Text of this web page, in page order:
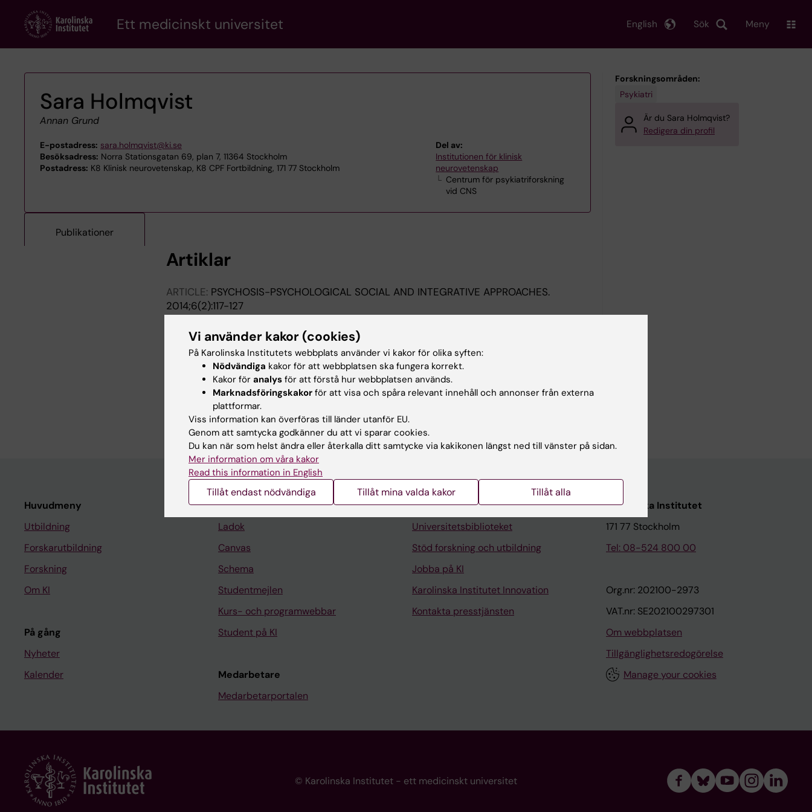
content
Ett medicinskt universitet Sök
English Meny
Sara Holmqvist
Annan Grund
E-postadress: sara.holmqvist@ki.se
Besöksadress: Norra Stationsgatan 69, plan 7, 11364 Stockholm
Postadress: K8 Klinisk neurovetenskap, K8 CPF Fortbildning, 171 77 Stockholm
Del av:
Institutionen för klinisk
neurovetenskap
Centrum för psykiatriforskning
vid CNS
Publikationer
Artiklar
ARTICLE: PSYCHOSIS-PSYCHOLOGICAL SOCIAL AND INTEGRATIVE APPROACHES.
2014;6(2):117-127
Topor A; Andersson G; Denhov A; Holmqvist MS; Mattsson M; Stefansson C-G; Bulow P
ARTICLE:PSYCHOSIS-PSYCHOLOGICAL SOCIAL AND INTEGRATIVE APPROACHES.
2012;4(3):246-257
The Stockholm Follow-up Study of Users Diagnosed with Psychosis (SUPP):
methodology, patient cohort and services
Topor A; Mattsson M; Denhov A; Bulow P; Holmqvist S; Davidson L
Forskningsområden:
Psykiatri
Är du Sara Holmqvist?
Redigera din profil
Huvudmeny
Utbildning
Forskarutbildning
Forskning
Om KI
På gång
Nyheter
Kalender
Student
Ladok
Canvas
Schema
Studentmejlen
Kurs- och programwebbar
Student på KI
Medarbetare
Medarbetarportalen
Kontakta och besök KI
Universitetsbiblioteket
Stöd forskning och utbildning
Jobba på KI
Karolinska Institutet Innovation
Kontakta presstjänsten
Karolinska Institutet
171 77 Stockholm
Tel: 08-524 800 00
Org.nr: 202100-2973
VAT.nr: SE202100297301
Om webbplatsen
Tillgänglighetsredogörelse
Manage your cookies
© Karolinska Institutet - ett medicinskt universitet
Vi använder kakor (cookies)
På Karolinska Institutets webbplats använder vi kakor för olika syften:
Nödvändiga kakor för att webbplatsen ska fungera korrekt.
Kakor för analys för att förstå hur webbplatsen används.
Marknadsföringskakor för att visa och spåra relevant innehåll och annonser från externa
plattformar.
Viss information kan överföras till länder utanför EU.
Genom att samtycka godkänner du att vi sparar cookies.
Du kan när som helst ändra eller återkalla ditt samtycke via kakikonen längst ned till vänster på sidan.
Mer information om våra kakor
Read this information in English
Tillåt endast nödvändiga Tillåt mina valda kakor Tillåt alla